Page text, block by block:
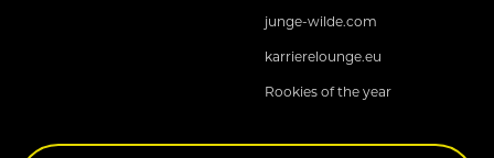
junge-wilde.com
karrierelounge.eu
Rookies of the year